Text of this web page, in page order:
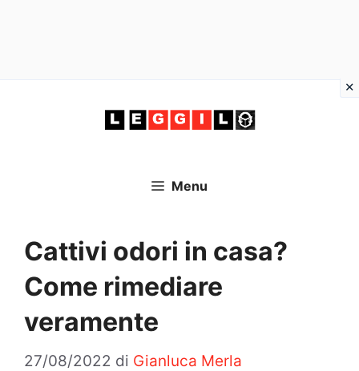
Menu
Cattivi odori in casa?
Come rimediare
veramente
27/08/2022 di Gianluca Merla